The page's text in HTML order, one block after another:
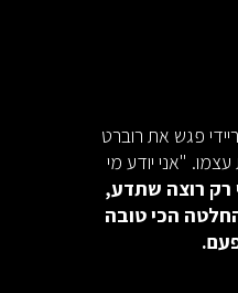
פגש את רוברט
"אני יודע מי
רק רוצה שתדע,
הכי טובה